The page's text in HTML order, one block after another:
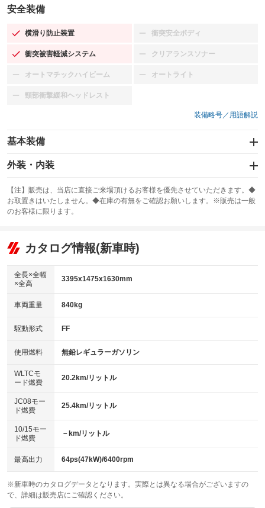
安全装備
横滑り防止装置
：装備あり 衝突安全ボディ
：装備なし
衝突被害軽減システム
：装備あり クリアランスソナー
：装備なし
オートマチックハイビーム
：装備なし オートライト
：装備なし
頸部衝撃緩和ヘッドレスト
：装備なし
装備略号／用語解説
基本装備
エアバッグ：運転席/助手席/サイド
：装備あり
：装備なし
サンルーフ
：装備あり ABS
リフトアップ
：装備なし
：装備なし
パワーウィンドウ
アイドリングストップ
：装備あり
USB入力端子
：装備なし
100V電源
：装備なし
センターデフロック
：装備なし
電動格納ミラー
：装備なし
外装・内装
カーナビ：メモリーナビ他
：装備あり
TV：フルセグ
：装備あり
ビジュアル：-／DVD再生
：装備あり
アルミホイール：アルミホイール
：装備あり
HID(キセノンライト)
バックカメラ
エアロ
：装備なし
ローダウン
：装備なし
ベンチシート
：装備なし
チップアップシート
：装備なし
電動格納サードシート
：装備なし シートヒーター
：装備なし
ウォークスルー
【注】販売は、当店に直接ご来場頂けるお客様を優先させていただきます。◆
お取置きはいたしません。◆在庫の有無をご確認お願いします。※販売は一般
のお客様に限ります。
カタログ情報(新車時)
全長×全幅
×全高
3395x1475x1630mm
車両重量 840kg
駆動形式 FF
使用燃料 無鉛レギュラーガソリン
WLTCモ
ード燃費
20.2km/リットル
JC08モー
ド燃費
25.4km/リットル
10/15モー
ド燃費
－km/リットル
最高出力 64ps(47kW)/6400rpm
※新車時のカタログデータとなります。実際とは異なる場合がございますの
で、詳細は販売店にご確認ください。